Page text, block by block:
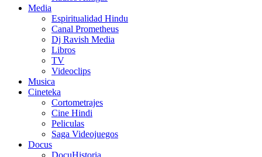
Media
Espiritualidad Hindu
Canal Prometheus
Dj Ravish Media
Libros
TV
Videoclips
Musica
Cineteka
Cortometrajes
Cine Hindi
Peliculas
Saga Videojuegos
Docus
DocuHistoria